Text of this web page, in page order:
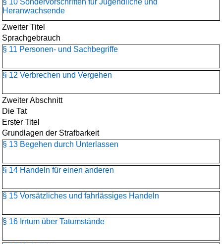
§ 10 Sondervorschriften für Jugendliche und
Heranwachsende
Zweiter Titel
Sprachgebrauch
§ 11 Personen- und Sachbegriffe
§ 12 Verbrechen und Vergehen
Zweiter Abschnitt
Die Tat
Erster Titel
Grundlagen der Strafbarkeit
§ 13 Begehen durch Unterlassen
§ 14 Handeln für einen anderen
§ 15 Vorsätzliches und fahrlässiges Handeln
§ 16 Irrtum über Tatumstände